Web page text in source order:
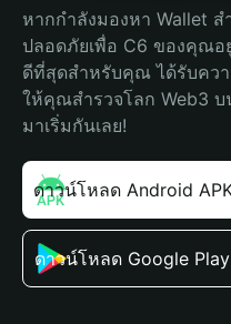
หากกำลังมองหา Wallet
ปลอดภัยเพื่อ C6 ของคุณอ
ดีที่สุดสำหรับคุณ ได้รับคว
ให้คุณสำรวจโลก Web3 บ
มาเริ่มกันเลย!
ดาวน์โหลด Android
ดาวน์โหลด Google Play